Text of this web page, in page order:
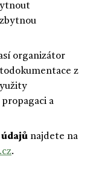
organizátor
z
a
najdete na
.